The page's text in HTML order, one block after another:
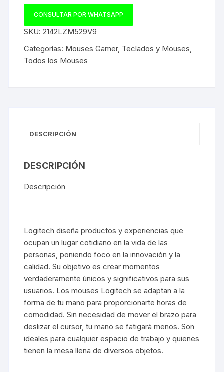
CONSULTAR POR WHATSAPP
SKU:2142LZM529V9
Categorías: Mouses Gamer, Teclados y Mouses
Todos los Mouses
DESCRIPCIÓN
DESCRIPCIÓN
Descripción
Logitech diseña productos y experiencias que
ocupan un lugar cotidiano en la vida de las
personas, poniendo foco en la innovación y la
calidad. Su objetivo es crear momentos
verdaderamente únicos y significativos para sus
usuarios. Los mouses Logitech se adaptan a la
forma de tu mano para proporcionarte horas de
comodidad. Sin necesidad de mover el brazo para
deslizar el cursor, tu mano se fatigará menos. Son
ideales para cualquier espacio de trabajo y quienes
tienen la mesa llena de diversos objetos.